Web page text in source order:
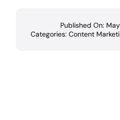
Published On:
Categories: Content